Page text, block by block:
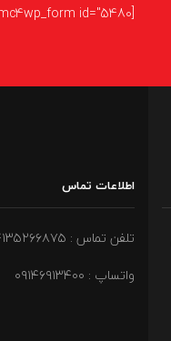
[mc4wp_form id="5480"]
اطلاعات تماس
تلفن تماس : ۰۴۱۳۵۲۶۶۸۷۵
واتساپ : ۰۹۱۴۶۹۱۳۴۰۰